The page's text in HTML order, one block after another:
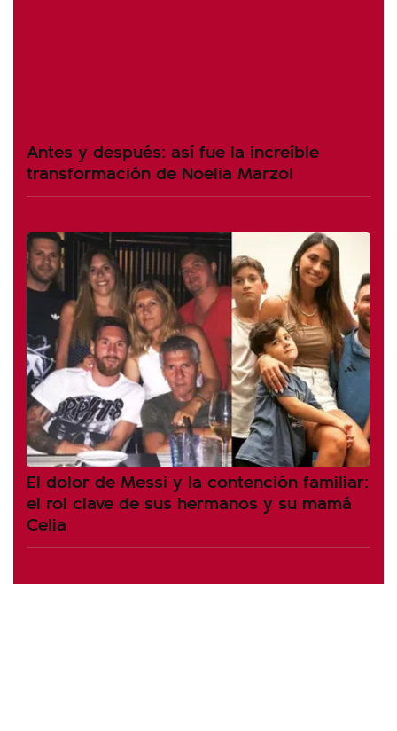
Antes y después: así fue la increíble
transformación de Noelia Marzol
El dolor de Messi y la contención familiar:
el rol clave de sus hermanos y su mamá
Celia